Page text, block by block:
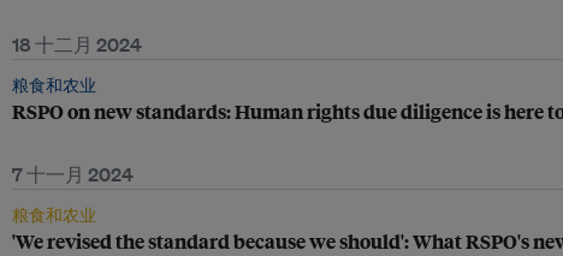
18 十二月 2024
粮食和农业
RSPO on new standards: Human rights due diligence is here
7 十一月 2024
粮食和农业
'We revised the standard because we should': What RSPO's